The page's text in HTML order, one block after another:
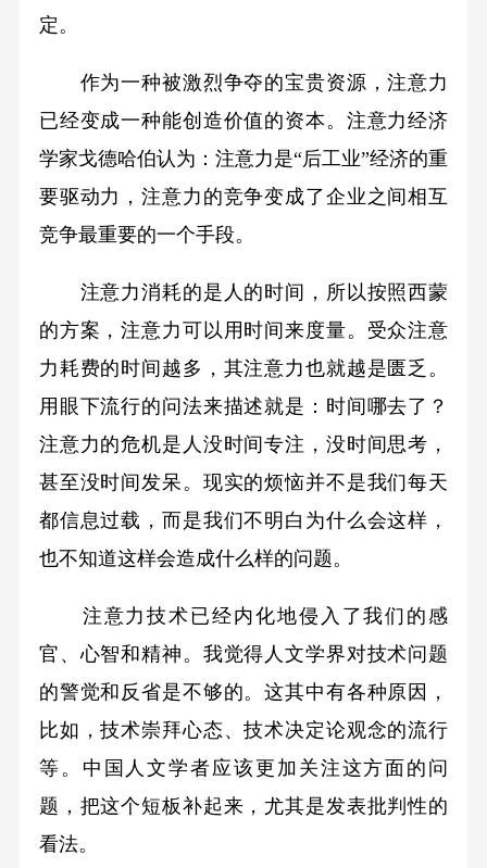
定。
作为一种被激烈争夺的宝贵资源，注意力
已经变成一种能创造价值的资本。注意力经济
学家戈德哈伯认为：注意力是“后工业”经济的重
要驱动力，注意力的竞争变成了企业之间相互
竞争最重要的一个手段。
注意力消耗的是人的时间，所以按照西蒙
的方案，注意力可以用时间来度量。受众注意
力耗费的时间越多，其注意力也就越是匮乏。
用眼下流行的问法来描述就是：时间哪去了？
注意力的危机是人没时间专注，没时间思考，
甚至没时间发呆。现实的烦恼并不是我们每天
都信息过载，而是我们不明白为什么会这样，
也不知道这样会造成什么样的问题。
注意力技术已经内化地侵入了我们的感
官、心智和精神。我觉得人文学界对技术问题
的警觉和反省是不够的。这其中有各种原因，
比如，技术崇拜心态、技术决定论观念的流行
等。中国人文学者应该更加关注这方面的问
题，把这个短板补起来，尤其是发表批判性的
看法。